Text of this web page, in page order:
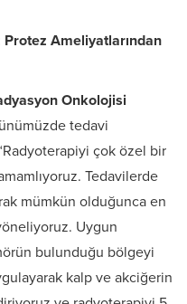
Ameliyatlarından
Onkolojisi
tedavi
çok özel bir
Tedavilerde
mümkün olduğunca en
Uygun
bulunduğu bölgeyi
kalp ve akciğerin